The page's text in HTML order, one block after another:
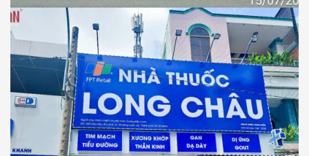
Thiết Kế Thi Công Công Trình Nhà Thuốc
Long Châu Tại Xã Rạch Kiến, Tỉnh Tây
Ninh